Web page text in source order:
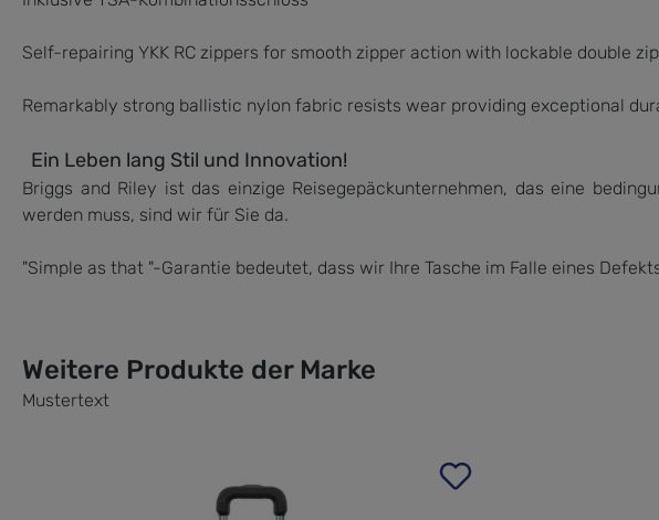
Self-repairing YKK RC zippers for smooth zipper action with lockable double
Remarkably strong ballistic nylon fabric resists wear providing exceptional
Ein Leben lang Stil und Innovation!
Briggs and Riley ist das einzige Reisegepäckunternehmen, das eine
werden muss, sind wir für Sie da.
"Simple as that "-Garantie bedeutet, dass wir Ihre Tasche im Falle eines
Weitere Produkte der Marke
Mustertext